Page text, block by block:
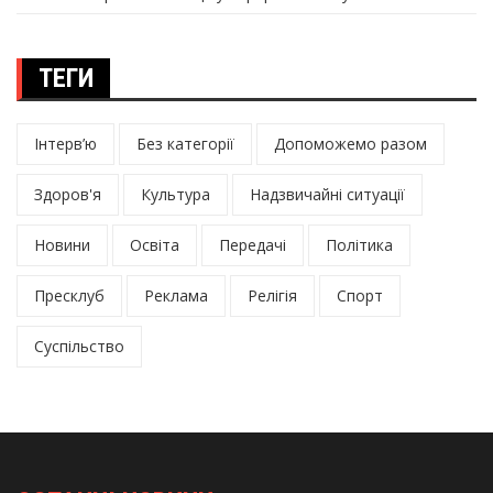
ТЕГИ
Інтерв’ю Без категорії Допоможемо разом
Здоров'я Культура Надзвичайні ситуації
Новини Освіта Передачі Політика
Пресклуб Реклама Релігія Спорт
Суспільство